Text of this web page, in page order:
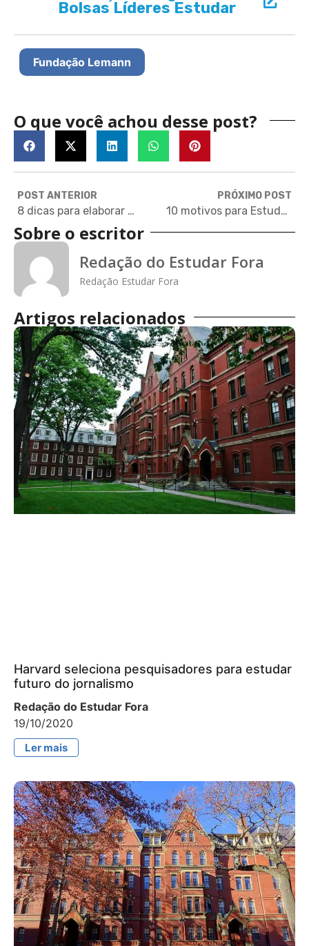
Bolsas Líderes Estudar
Fundação Lemann
O que você achou desse post?
POST ANTERIOR
8 dicas para elaborar melhor seu essay
PRÓXIMO POST
10 motivos para Estudar Fora
Sobre o escritor
Redação do Estudar Fora
Redação Estudar Fora
Artigos relacionados
Harvard seleciona pesquisadores para estudar
futuro do jornalismo
Redação do Estudar Fora
19/10/2020
Ler mais